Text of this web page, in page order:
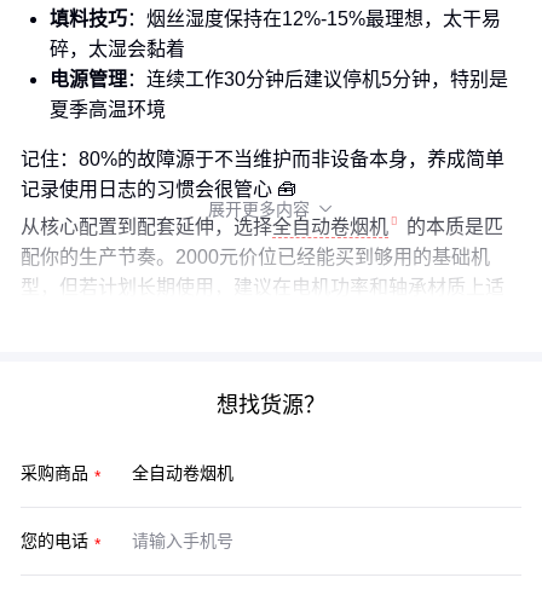
填料技巧：烟丝湿度保持在12%-15%最理想，太干易
碎，太湿会黏着
电源管理：连续工作30分钟后建议停机5分钟，特别是
夏季高温环境
记住：80%的故障源于不当维护而非设备本身，养成简单
记录使用日志的习惯会很管心 🧰
从核心配置到配套延伸，选择全自动卷烟机
的本质是匹
配你的生产节奏。2000元价位已经能买到够用的基础机
型，但若计划长期使用，建议在电机功率和轴承材质上适
展开更多内容 
想找货源？
采购商品
您的电话